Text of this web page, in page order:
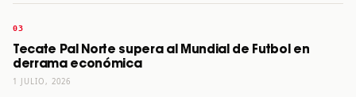
Tecate Pal Norte supera al Mundial de Futbol en
derrama económica
1 JULIO, 2026